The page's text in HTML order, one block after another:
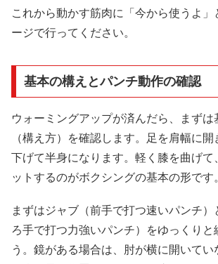
これから動かす筋肉に「今から使うよ」
ージで行ってください。
基本の構えとパンチ動作の確認
ウォーミングアップが済んだら、まずは
（構え方）を確認します。足を肩幅に
下げて半身になります。軽く膝を曲げて
ットするのがボクシングの基本の形です
まずはジャブ（前手で打つ速いパンチ）
ろ手で打つ力強いパンチ）をゆっくりと
う。鏡がある場合は、肘が横に開いてい